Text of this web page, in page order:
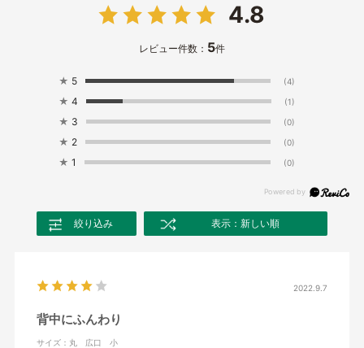
4.8
レビュー件数： 5件
★ 5 (4)
★ 4 (1)
★ 3 (0)
★ 2 (0)
★ 1 (0)
絞り込み 表示：新しい順
2022.9.7
背中にふんわり
サイズ：丸 広口 小